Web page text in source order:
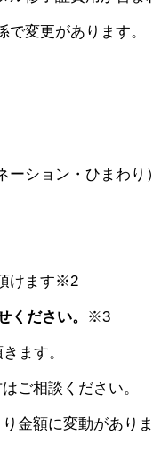
で変更があります
ーション・ひまわ
けます※2
ください。 ※3
ます。
ご相談ください。
額に変動がありま